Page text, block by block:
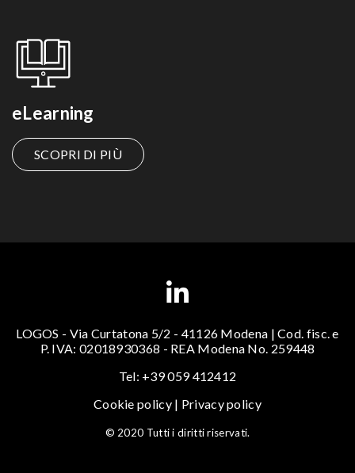
eLearning
SCOPRI DI PIÙ
LOGOS - Via Curtatona 5/2 - 41126 Modena | Cod. fisc. e
P. IVA: 02018930368 - REA Modena No. 259448
Tel: +39 059 412412
Cookie policy| Privacy policy
© 2020 Tutti i diritti riservati.